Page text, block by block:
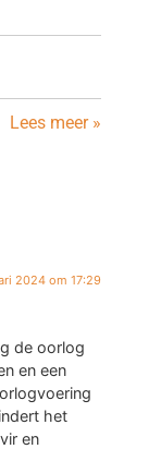
Lees meer »
2024 om 17:29
de oorlog
en een
het
en